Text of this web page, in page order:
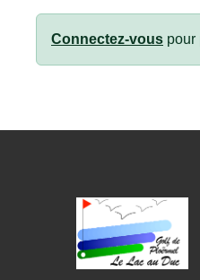
Connectez-vous pour